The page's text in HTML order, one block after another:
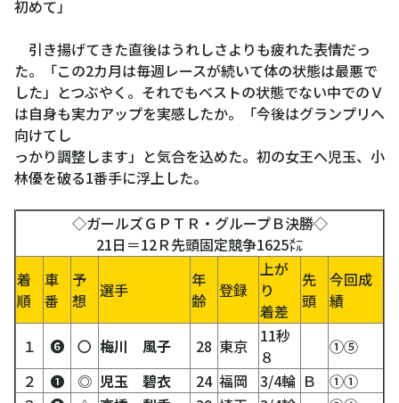
初めて」
引き揚げてきた直後はうれしさよりも疲れた表情だっ
た。「この2カ月は毎週レースが続いて体の状態は最悪で
した」とつぶやく。それでもベストの状態でない中でのＶ
は自身も実力アップを実感したか。「今後はグランプリへ
向けてし
っかり調整します」と気合を込めた。初の女王へ児玉、小
林優を破る1番手に浮上した。
◇ガールズＧＰＴＲ・グループＢ決勝◇
21日＝12Ｒ先頭固定競争1625㍍
着
順
車
番
予
想
選手
年
齢
登録
上が
り
着差
先
頭
今回成
績
１ ❻ 〇 梅川 風子 28 東京
11秒
８
①⑤
２
❶ ◎ 児玉 碧衣 24 福岡 3/4輪 Ｂ
①①